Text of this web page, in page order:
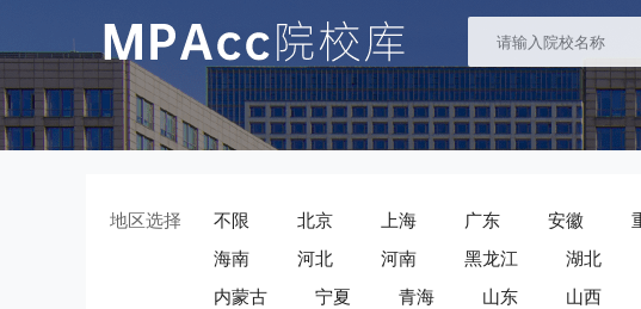
地区选择 不限 北京 上海 广东 安徽
海南
河北 河南 黑龙江 湖北
内蒙古
宁夏 青海 山东 山西